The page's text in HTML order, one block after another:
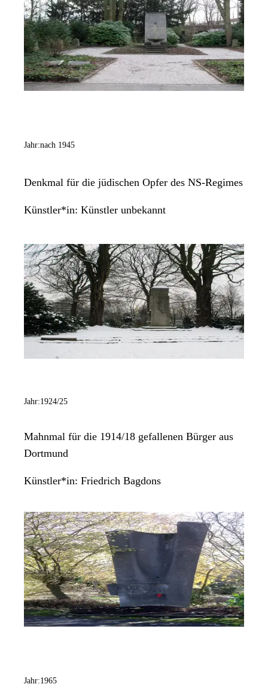
Jahr:nach 1945
Denkmal für die jüdischen Opfer des NS-Regimes
Künstler*in: Künstler unbekannt
Jahr:1924/25
Mahnmal für die 1914/18 gefallenen Bürger aus
Dortmund
Künstler*in: Friedrich Bagdons
Jahr:1965